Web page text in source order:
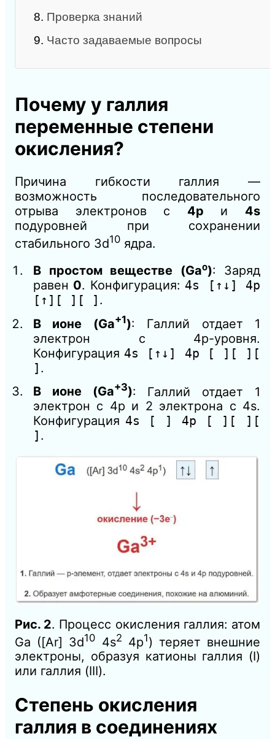
8. Проверка знаний
9. Часто задаваемые вопросы
Почему у галлия
переменные степени
окисления?
Причина гибкости галлия —
возможность последовательного
отрыва электронов с 4p и 4s
подуровней при сохранении
стабильного 3d10 ядра.
В простом веществе (Ga⁰): Заряд
равен 0. Конфигурация: 4s [↑↓] 4p
[↑][ ][ ] .
В ионе (Ga+1): Галлий отдает 1
электрон с 4p-уровня.
Конфигурация 4s [↑↓] 4p [ ][ ][
] .
В ионе (Ga+3): Галлий отдает 1
электрон с 4p и 2 электрона с 4s.
Конфигурация 4s [ ] 4p [ ][ ][
] .
Рис. 2. Процесс окисления галлия: атом
Ga ([Ar] 3d10 4s2 4p1) теряет внешние
электроны, образуя катионы галлия (I)
или галлия (III).
Степень окисления
галлия в соединениях